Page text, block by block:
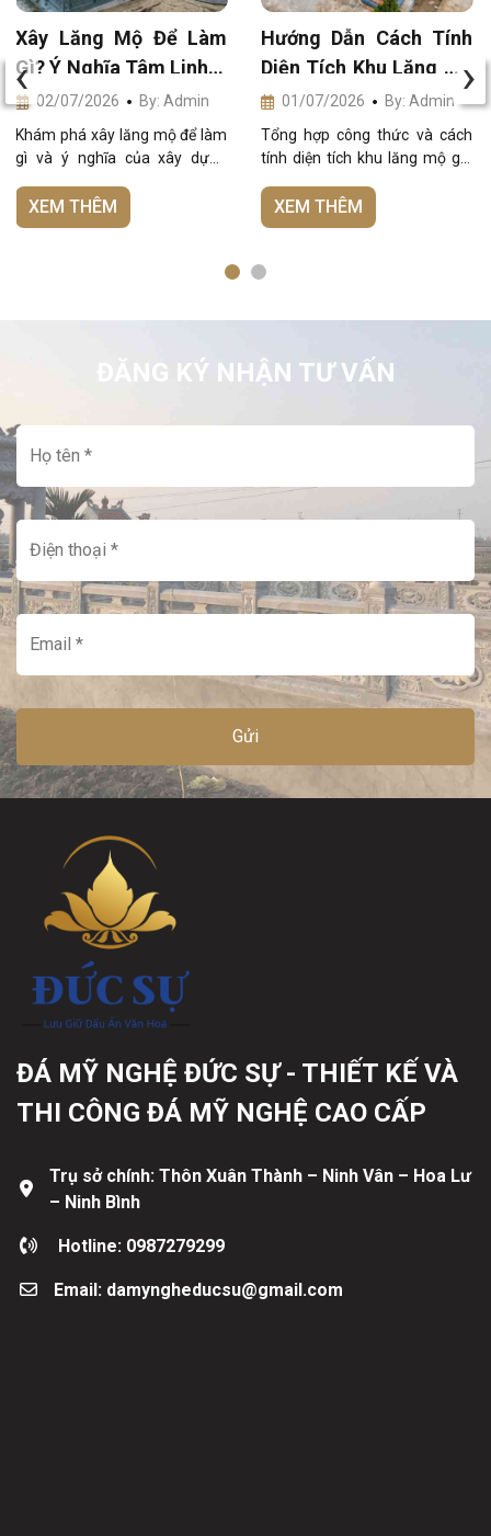
Xây Lăng Mộ Để Làm
Gì? Ý Nghĩa Tâm Linh &
Phong Thủy Sâu Sắc
02/07/2026
By: Admin
Khám phá xây lăng mộ để làm
gì và ý nghĩa của xây dựng
Mỹ Nghệ Đức Sự giúp gia chủ
kiến tạo công trình tâm linh
XEM THÊM
Hướng Dẫn Cách Tính
Diện Tích Khu Lăng Mộ
Gia Đình Chuẩn Phong
Thủy
01/07/2026
By: Admin
Tổng hợp công thức và cách
tính diện tích khu lăng mộ gia
ngay bài viết để lập kế hoạch
xây dựng khu lăng mộ tối ưu
XEM THÊM
‹ ›
ĐĂNG KÝ NHẬN TƯ VẤN
ĐÁ MỸ NGHỆ ĐỨC SỰ - THIẾT KẾ VÀ
THI CÔNG ĐÁ MỸ NGHỆ CAO CẤP
Trụ sở chính: Thôn Xuân Thành – Ninh Vân – Hoa Lư
– Ninh Bình
Hotline: 0987279299
Email: damyngheducsu@gmail.com